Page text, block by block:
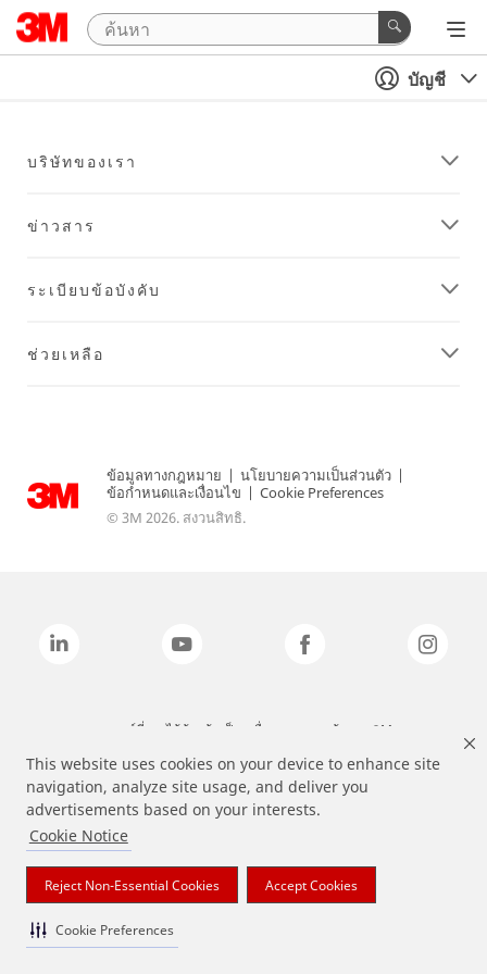
This website uses cookies on your device to enhance site
navigation, analyze site usage, and deliver you
advertisements based on your interests.
Cookie Notice
Reject Non-Essential Cookies Accept Cookies
Cookie Preferences
บัญชี
บริษัทของเรา
ข่าวสาร
ระเบียบข้อบังคับ
ช่วยเหลือ
ข้อมูลทางกฎหมาย | นโยบายความเป็นส่วนตัว |
ข้อกำหนดและเงื่อนไข | Cookie Preferences
© 3M 2026. สงวนสิทธิ.
แบรนด์ที่ระบุไว้ข้างต้นเป็นเครื่องหมายการค้าของ 3M